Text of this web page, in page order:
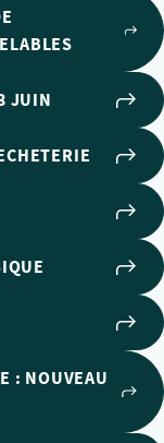
JUIN
: NOUVEAU